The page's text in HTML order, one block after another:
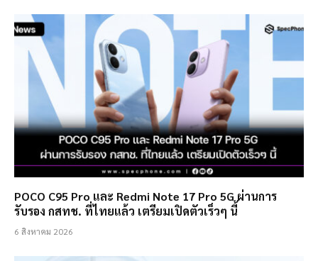
POCO C95 Pro และ Redmi Note 17 Pro 5G ผ่านการ
รับรอง กสทช. ที่ไทยแล้ว เตรียมเปิดตัวเร็วๆ นี้
6 สิงหาคม 2026